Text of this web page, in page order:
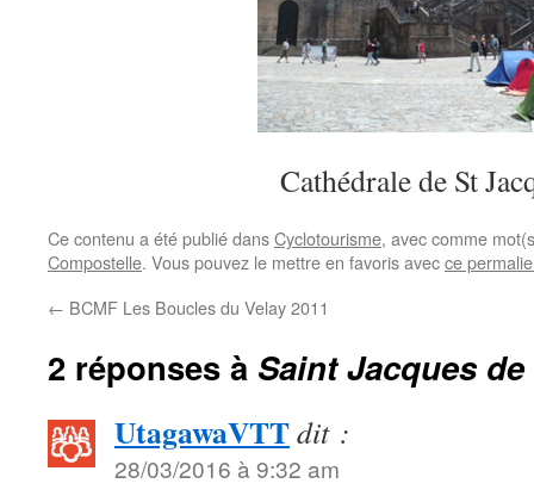
Cathédrale de St
Ce contenu a été publié dansCyclotourisme, avec comme
Compostelle. Vous pouvez le mettre en favoris avecce
← BCMF Les Boucles du Velay 2011
2 réponses à Saint Jacques
UtagawaVTTdit :
28/03/2016 à 9:32 am